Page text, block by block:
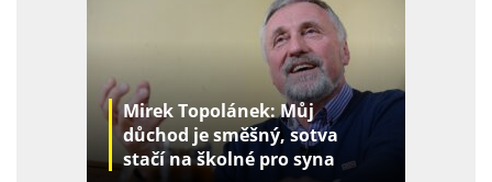
Mirek Topolánek: Můj
důchod je směšný, sotva
stačí na školné pro syna